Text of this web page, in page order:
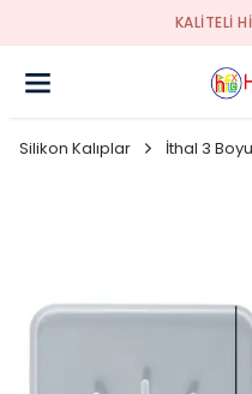
KALİTELİ
Silikon Kalıplar İthal 3